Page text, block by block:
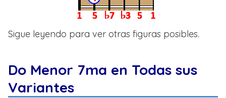
Sigue leyendo para ver otras figuras posibles.
Do Menor 7ma en Todas sus
Variantes